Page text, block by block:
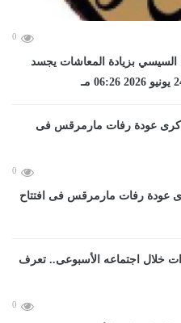
0
بزيادة المعاشات يجسد
0
ذكرى عودة رفات مارمرقس فى افتتاح
0